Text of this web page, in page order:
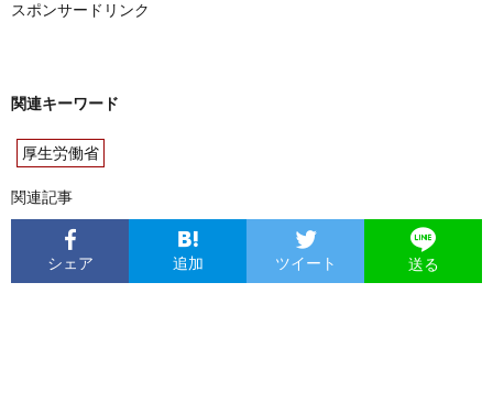
スポンサードリンク
関連キーワード
厚生労働省
関連記事
シェア 追加 ツイート 送る